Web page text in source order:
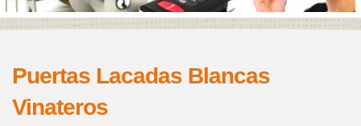
Puertas Lacadas Blancas
Vinateros